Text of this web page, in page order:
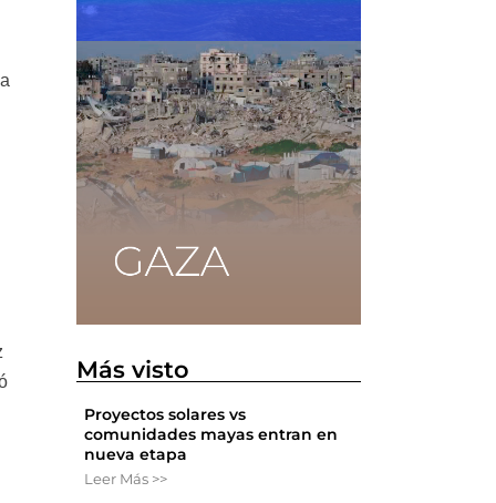
Más visto
Proyectos solares vs
comunidades mayas entran en
nueva etapa
Leer Más >>